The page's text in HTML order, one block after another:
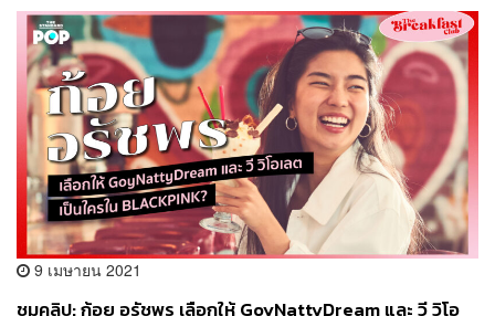
9 เมษายน 2021
ชมคลิป: ก้อย อรัชพร เลือกให้ GoyNattyDream และ วี วิโอ